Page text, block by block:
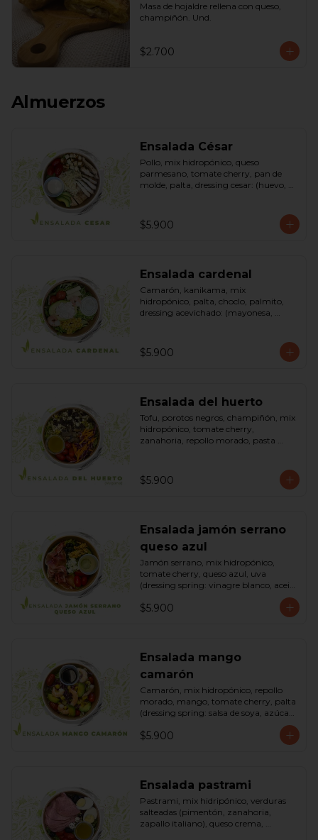
Masa de hojaldre rellena con queso,
champiñón. Und.
$2.700
Almuerzos
Ensalada César
Pollo, mix hidropónico, queso
parmesano, tomate cherry, pan de
molde, palta, dressing cesar: (huevo,
$5.900
Ensalada cardenal
Camarón, kanikama, mix
hidropónico, palta, choclo, palmito,
dressing acevichado: (mayonesa,
$5.900
Ensalada del huerto
Tofu, porotos negros, champiñón, mix
hidropónico, tomate cherry,
zanahoria, repollo morado, pasta
dressing: vinagreta, mostaza (vinagre
blanco, mostaza, azúcar). Bowl.
$5.900
Ensalada jamón serrano
queso azul
Jamón serrano, mix hidropónico,
tomate cherry, queso azul, uva
(dressing spring: vinagre blanco, aceite
$5.900
Ensalada mango
camarón
Camarón, mix hidropónico, repollo
morado, mango, tomate cherry, palta
(dressing spring: salsa de soya, azúcar,
$5.900
Ensalada pastrami
Pastrami, mix hidripónico, verduras
salteadas (pimentón, zanahoria,
zapallo italiano), queso crema,